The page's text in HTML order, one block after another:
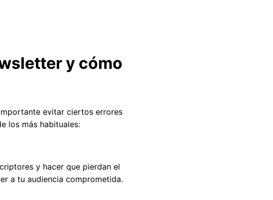
y cómo
evitar ciertos errores
los más habituales:
y hacer que pierdan el
a tu audiencia comprometida.